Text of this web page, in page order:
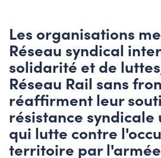
Les organisations
Réseau syndical
solidarité et de
Réseau Rail sans
réaffirment leur
résistance syndicale
qui lutte contre
territoire par